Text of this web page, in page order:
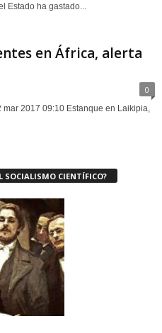
Estado ha gastado...
en África, alerta
0
2017 09:10 Estanque en Laikipia,
SOCIALISMO CIENTÍFICO?